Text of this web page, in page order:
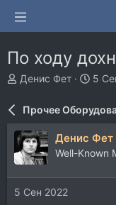
По ходу
А
т
р
т
е
Денис Фет
Д
а
н
а
ч
5
Прочее
Денис Фет
Well-Known
5 Сен 2022